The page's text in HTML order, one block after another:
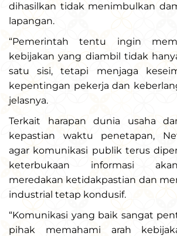
dihasilkan tidak menimbulkan
lapangan.
“Pemerintah tentu ingin
kebijakan yang diambil tidak
satu sisi, tetapi menjaga
kepentingan pekerja dan
jelasnya.
Terkait harapan dunia usaha
kepastian waktu penetapan,
agar komunikasi publik terus
keterbukaan informasi
meredakan ketidakpastian dan
industrial tetap kondusif.
“Komunikasi yang baik sangat
pihak memahami arah